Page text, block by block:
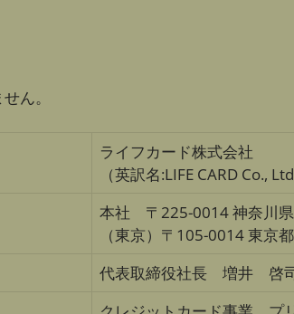
ん。
ライフカード株式会社
（英訳名:LIFE CARD Co.,
本社 〒225-0014 神奈川
（東京）〒105-0014 東
代表取締役社長 増井 啓